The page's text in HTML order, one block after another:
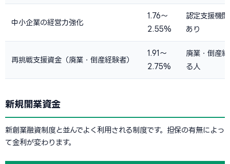
中小企業の経営力強化
1.76〜
2.55%
認定支援機
あり
再挑戦支援資金（廃業・倒産経験者）
1.91〜
2.75%
廃業・倒産
る人
新規開業資金
新創業融資制度と並んでよく利用される制度です。担保の有無によっ
て金利が変わります。